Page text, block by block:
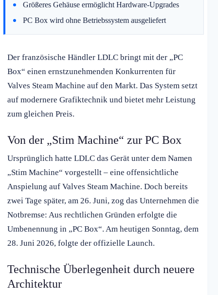
Größeres Gehäuse ermöglicht Hardware-Upgrades
PC Box wird ohne Betriebssystem ausgeliefert
Der französische Händler LDLC bringt mit der „PC
Box“ einen ernstzunehmenden Konkurrenten für
Valves Steam Machine auf den Markt. Das System setzt
auf modernere Grafiktechnik und bietet mehr Leistung
zum gleichen Preis.
Von der „Stim Machine“ zur PC Box
Ursprünglich hatte LDLC das Gerät unter dem Namen
„Stim Machine“ vorgestellt – eine offensichtliche
Anspielung auf Valves Steam Machine. Doch bereits
zwei Tage später, am 26. Juni, zog das Unternehmen die
Notbremse: Aus rechtlichen Gründen erfolgte die
Umbenennung in „PC Box“. Am heutigen Sonntag, dem
28. Juni 2026, folgte der offizielle Launch.
Technische Überlegenheit durch neuere
Architektur